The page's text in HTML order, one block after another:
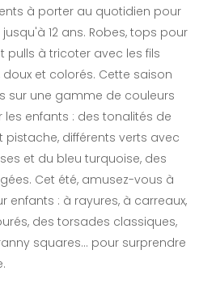
à porter au quotidien pour
12 ans. Robes, tops pour
pulls à tricoter avec les fils
et colorés. Cette saison
sur une gamme de couleurs
enfants : des tonalités de
différents verts avec
et du bleu turquoise, des
Cet été, amusez-vous à
: à rayures, à carreaux,
des torsades classiques,
squares... pour surprendre